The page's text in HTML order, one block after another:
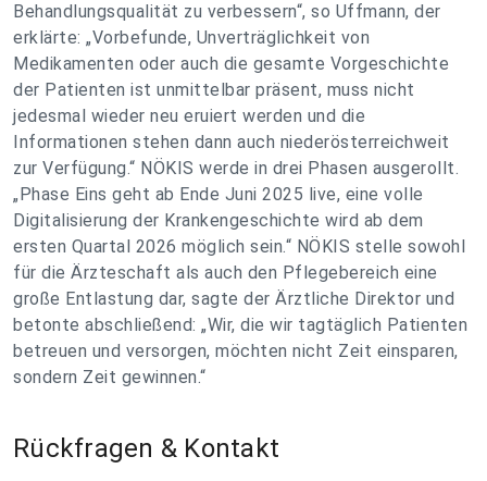
Behandlungsqualität zu verbessern“, so Uffmann, der
erklärte: „Vorbefunde, Unverträglichkeit von
Medikamenten oder auch die gesamte Vorgeschichte
der Patienten ist unmittelbar präsent, muss nicht
jedesmal wieder neu eruiert werden und die
Informationen stehen dann auch niederösterreichweit
zur Verfügung.“ NÖKIS werde in drei Phasen ausgerollt.
„Phase Eins geht ab Ende Juni 2025 live, eine volle
Digitalisierung der Krankengeschichte wird ab dem
ersten Quartal 2026 möglich sein.“ NÖKIS stelle sowohl
für die Ärzteschaft als auch den Pflegebereich eine
große Entlastung dar, sagte der Ärztliche Direktor und
betonte abschließend: „Wir, die wir tagtäglich Patienten
betreuen und versorgen, möchten nicht Zeit einsparen,
sondern Zeit gewinnen.“
Rückfragen & Kontakt